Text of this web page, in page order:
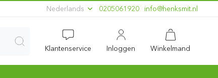
Nederlands 0205061920 ln.timskneh@ofni
Klantenservice Inloggen Winkelmand